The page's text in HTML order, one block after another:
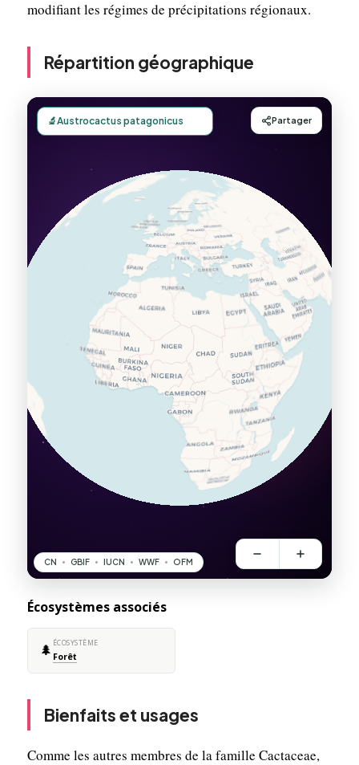
modifiant les régimes de précipitations régionaux.
Répartition géographique
Écosystèmes associés
🌲 ÉCOSYSTÈME
Forêt
Bienfaits et usages
Comme les autres membres de la famille Cactaceae,